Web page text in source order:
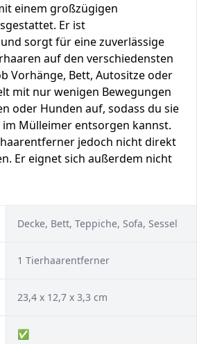
einem großzügigen
Er ist
sorgt für eine zuverlässige
auf den verschiedensten
Vorhänge, Bett, Autositze oder
mit nur wenigen Bewegungen
oder Hunden auf, sodass du sie
Mülleimer entsorgen kannst.
jedoch nicht direkt
Er eignet sich außerdem nicht
Decke, Bett, Teppiche, Sofa, Sessel
1 Tierhaarentferner
23,4 x 12,7 x 3,3 cm
✅